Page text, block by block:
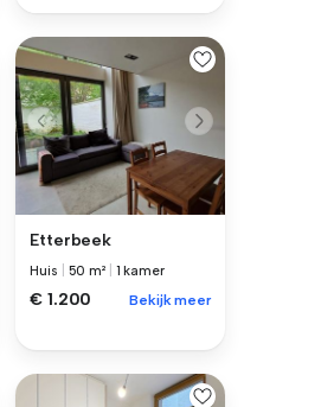
Etterbeek
Huis 50 m² 1 kamer
€ 1.200 Bekijk meer